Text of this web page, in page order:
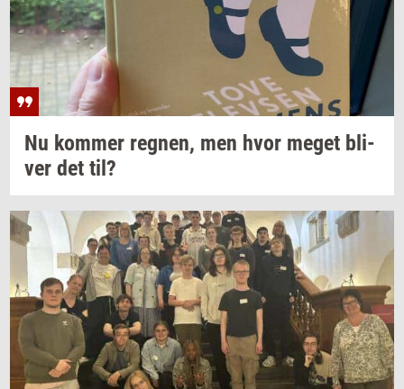
Nu kom­mer reg­nen, men hvor meget bli­
ver det til?